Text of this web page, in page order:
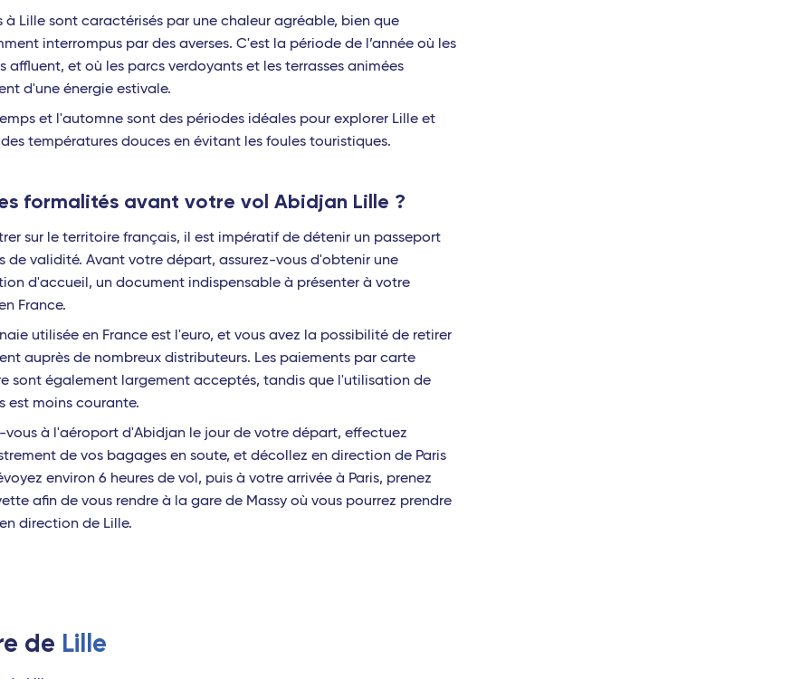
à Lille sont caractérisés par une chaleur agréable, bien que
interrompus par des averses. C'est la période de l’année où les
affluent, et où les parcs verdoyants et les terrasses animées
d'une énergie estivale.
et l'automne sont des périodes idéales pour explorer Lille et
températures douces en évitant les foules touristiques.
formalités avant votre vol Abidjan Lille ?
sur le territoire français, il est impératif de détenir un passeport
de validité. Avant votre départ, assurez-vous d'obtenir une
d'accueil, un document indispensable à présenter à votre
France.
utilisée en France est l'euro, et vous avez la possibilité de retirer
auprès de nombreux distributeurs. Les paiements par carte
sont également largement acceptés, tandis que l'utilisation de
est moins courante.
vous à l'aéroport d'Abidjan le jour de votre départ, effectuez
de vos bagages en soute, et décollez en direction de Paris
environ 6 heures de vol, puis à votre arrivée à Paris, prenez
afin de vous rendre à la gare de Massy où vous pourrez prendre
direction de Lille.
de Lille